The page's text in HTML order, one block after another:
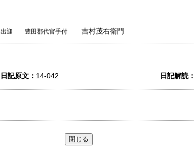
出迎 豊田郡代官手付吉村茂右衛門
日記原文： 14-042 日記解読：